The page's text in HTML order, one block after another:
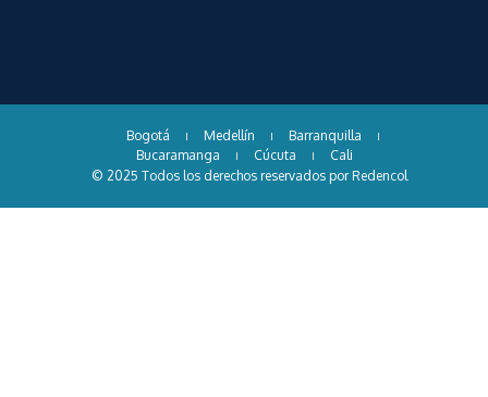
Bogotá Medellín
Barranquilla
Bucaramanga
Cúcuta
Cali
© 2025 Todos los derechos reservados por Redencol